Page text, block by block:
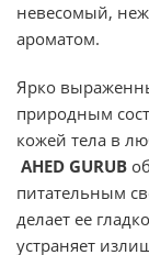
невесомый,
ароматом.
Ярко
природным
кожей тела в
AHED GURUB
питательным
делает ее
устраняет